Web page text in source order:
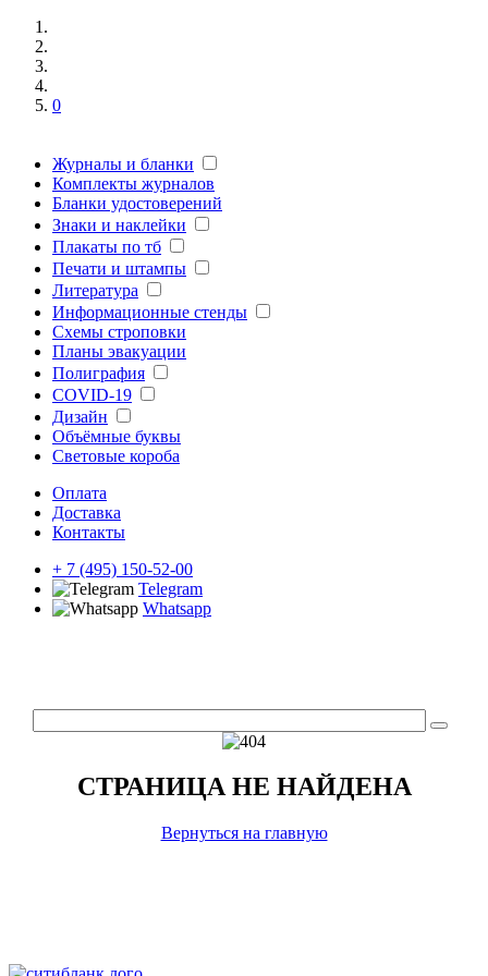
0
Журналы и бланки
Комплекты журналов
Бланки удостоверений
Знаки и наклейки
Плакаты по тб
Печати и штампы
Литература
Информационные стенды
Схемы строповки
Планы эвакуации
Полиграфия
COVID-19
Дизайн
Объёмные буквы
Световые короба
Оплата
Доставка
Контакты
+ 7 (495) 150-52-00
Telegram
Whatsapp
СТРАНИЦА НЕ НАЙДЕНА
Вернуться на главную